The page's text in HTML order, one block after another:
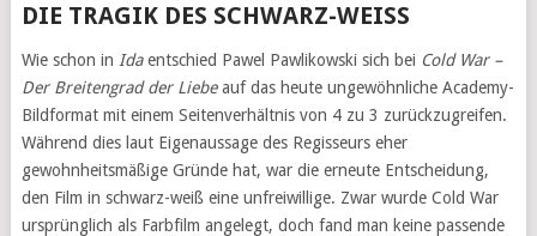
DIE TRAGIK DES SCHWARZ-WEISS
Wie schon in Idaentschied Pawel Pawlikowski sich bei Cold War –
Der Breitengrad der Liebeauf das heute ungewöhnliche Academy-
Bildformat mit einem Seitenverhältnis von 4 zu 3 zurückzugreifen.
Während dies laut Eigenaussage des Regisseurs eher
gewohnheitsmäßige Gründe hat, war die erneute Entscheidung,
den Film in schwarz-weiß eine unfreiwillige. Zwar wurde Cold War
ursprünglich als Farbfilm angelegt, doch fand man keine passende